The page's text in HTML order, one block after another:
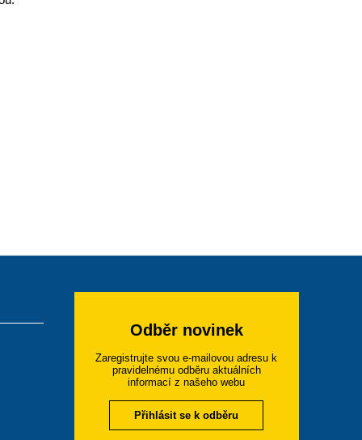
Odběr novinek
Zaregistrujte svou e-mailovou adresu k
pravidelnému odběru aktuálních
informací z našeho webu
Přihlásit se k odběru